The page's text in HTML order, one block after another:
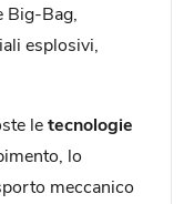
Big-Bag,
esplosivi,
letecnologie
lo
meccanico